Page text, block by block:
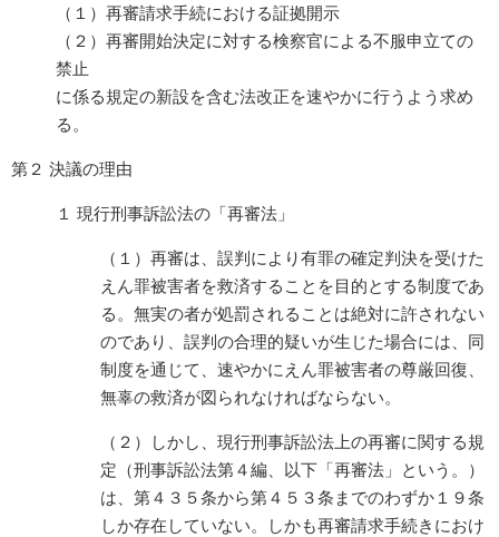
（１）再審請求手続における証拠開示
（２）再審開始決定に対する検察官による不服申立ての
禁止
に係る規定の新設を含む法改正を速やかに行うよう求め
る。
第２ 決議の理由
１ 現行刑事訴訟法の「再審法」
（１）再審は、誤判により有罪の確定判決を受けた
えん罪被害者を救済することを目的とする制度であ
る。無実の者が処罰されることは絶対に許されない
のであり、誤判の合理的疑いが生じた場合には、同
制度を通じて、速やかにえん罪被害者の尊厳回復、
無辜の救済が図られなければならない。
（２）しかし、現行刑事訴訟法上の再審に関する規
定（刑事訴訟法第４編、以下「再審法」という。）
は、第４３５条から第４５３条までのわずか１９条
しか存在していない。しかも再審請求手続きにおけ